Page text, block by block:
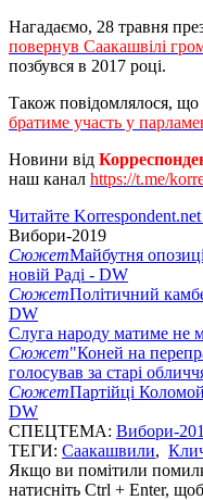
Нагадаємо, 28 травня
повернув Саакашвілі
позбувся в 2017 році.
Також повідомлялося, що
братиме участь у
Новини від
наш канал https://t.me/
Читайте
Вибори-2019
СюжетМайбутня
новій Раді - DW
СюжетПолітичний
DW
Слуга народу матиме не
Сюжет"Коней на
голосував за старі
СюжетПартійці
DW
СПЕЦТЕМА: Вибори-
ТЕГИ: Саакашвили,
Якщо ви помітили
натисніть Ctrl + Enter,